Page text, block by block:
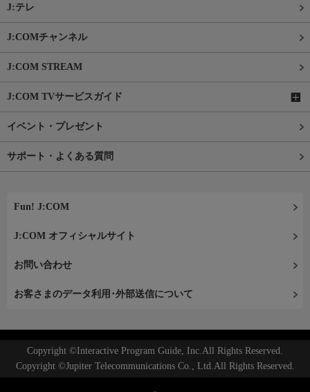
J:テレ
J:COMチャンネル
J:COM STREAM
J:COM TVサービスガイド
イベント・プレゼント
サポート・よくある質問
Fun! J:COM
J:COM オフィシャルサイト
お問い合わせ
お客さまのデータ利用･外部送信について
Copyright ©Interactive Program Guide, Inc.All Rights Reserved.
Copyright ©Jupiter Telecommunications Co., Ltd.All Rights Reserved.